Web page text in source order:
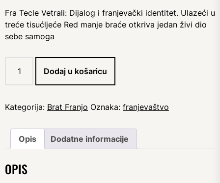
Fra Tecle Vetrali: Dijalog i franjevački identitet. Ulazeći u
treće tisućljeće Red manje braće otkriva jedan živi dio
sebe samoga
Tecle
i
identitet
količina
Dodaj u košaricu
Kategorija: Brat Franjo Oznaka: franjevaštvo
Opis Dodatne informacije
OPIS